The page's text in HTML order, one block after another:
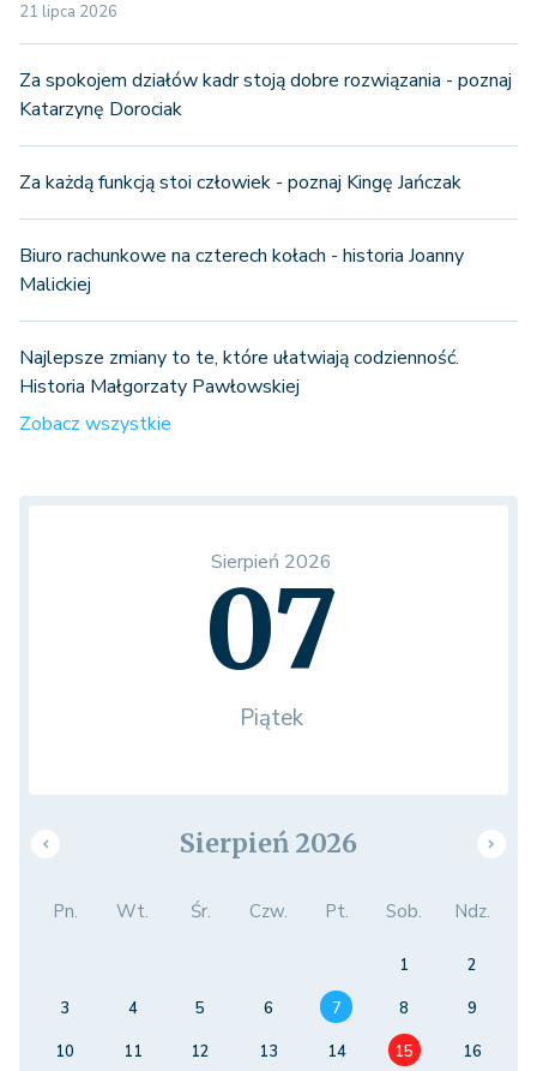
21 lipca 2026
Za spokojem działów kadr stoją dobre rozwiązania - poznaj
Katarzynę Dorociak
Za każdą funkcją stoi człowiek - poznaj Kingę Jańczak
Biuro rachunkowe na czterech kołach - historia Joanny
Malickiej
Najlepsze zmiany to te, które ułatwiają codzienność.
Historia Małgorzaty Pawłowskiej
Zobacz wszystkie
Sierpień 2026
07
Piątek
Sierpień 2026
Pn. Wt. Śr. Czw. Pt. Sob. Ndz.
1
2
3
4 5 6 7 8
9
10
11 12 13 14 15
16